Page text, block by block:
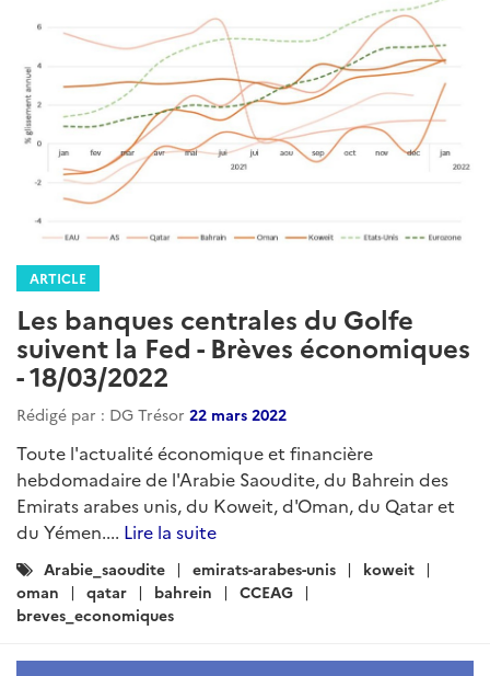
ARTICLE
Les banques centrales du Golfe
suivent la Fed - Brèves économiques
- 18/03/2022
Rédigé par : DG Trésor 22 mars 2022
Toute l'actualité économique et financière
hebdomadaire de l'Arabie Saoudite, du Bahrein des
Emirats arabes unis, du Koweit, d'Oman, du Qatar et
du Yémen.... Lire la suite
Catégories
:
Arabie_saoudite emirats-arabes-unis
koweit
oman
qatar bahrein
CCEAG
breves_economiques